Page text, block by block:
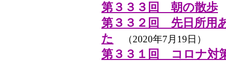
第３３３回 朝の散歩
第３３２回 先日所用
た
（2020年7月19日）
第３３１回 コロナ対